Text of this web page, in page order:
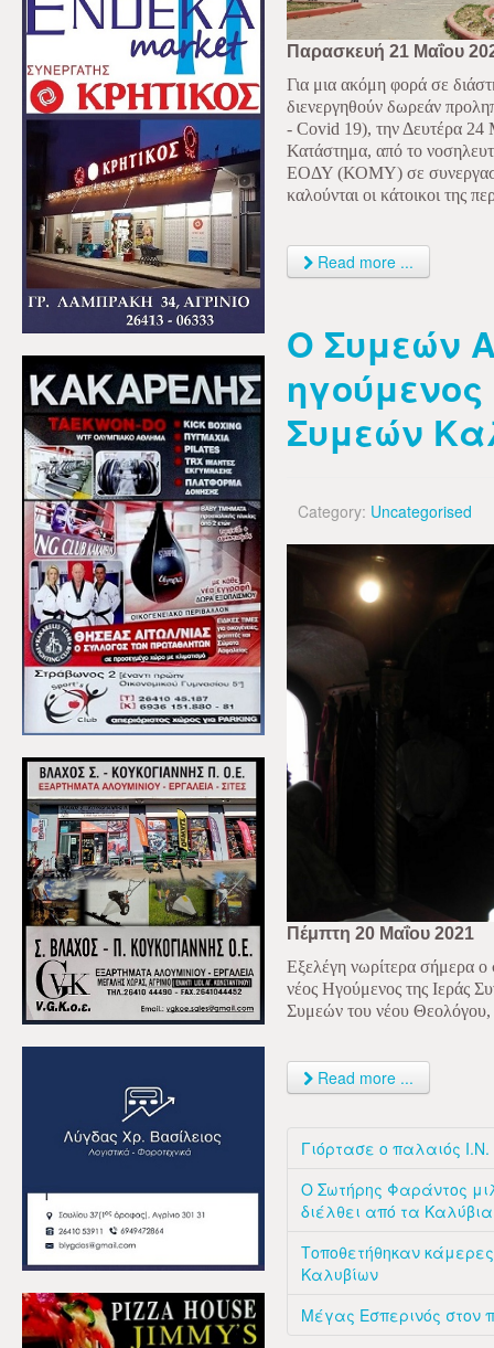
Παρασκευή 21 Μαΐου
Για μια ακόμη φορά σε
διενεργηθούν δωρεάν
- Covid 19), την Δευτέρα 24
Κατάστημα, από το
ΕΟΔΥ (ΚΟΜΥ) σε
καλούνται οι κάτοικοι της
Read more ...
Ο Συμεών
ηγούμενος
Συμεών
Category: Uncategorised
Πέμπτη 20 Μαΐου 2021
Εξελέγη νωρίτερα σήμερα
νέος Ηγούμενος της Ιεράς
Συμεών του νέου
Read more ...
Γιόρτασε ο παλαιός
Ο Σωτήρης Φαράντος
διέλθει από τα Καλύβια
Τοποθετήθηκαν
Καλυβίων
Μέγας Εσπερινός στον